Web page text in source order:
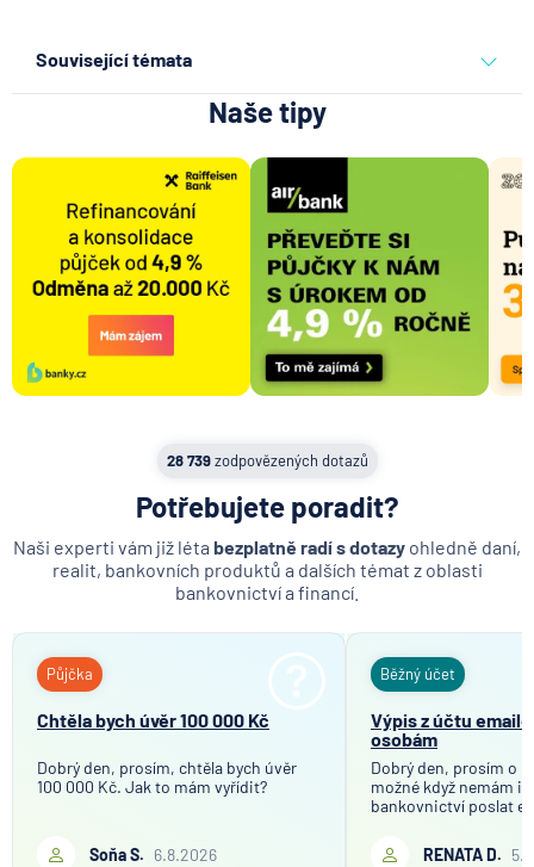
Související témata
Naše tipy
28 739zodpovězených dotazů
Potřebujete poradit?
Naši experti vám již léta bezplatně radí s dotazy ohledně daní,
realit, bankovních produktů a dalších témat z oblasti
bankovnictví a financí.
Půjčka
Chtěla bych úvěr 100 000 Kč
Dobrý den, prosím, chtěla bych úvěr
100 000 Kč. Jak to mám vyřídit?
Soňa S. 6.8.2026
Běžný účet
Výpis z účtu
osobám
Dobrý den, prosím o
možné když nemám
bankovnictví poslat
RENATA D.